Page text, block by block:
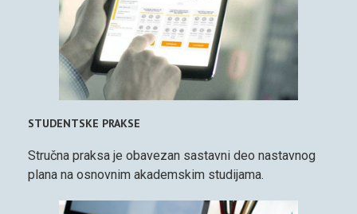
STUDENTSKE PRAKSE
Stručna praksa je obavezan sastavni deo nastavnog
plana na osnovnim akademskim studijama.